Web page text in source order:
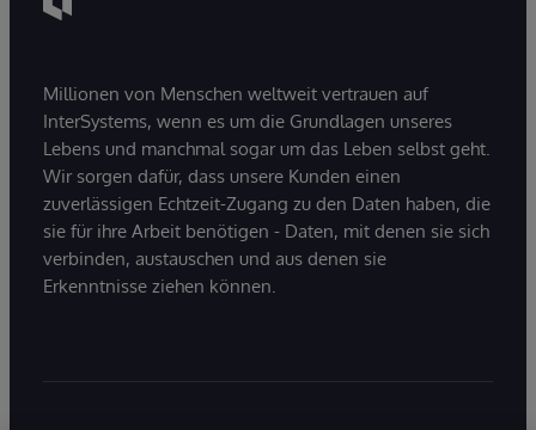
Millionen von Menschen weltweit vertrauen auf
InterSystems, wenn es um die Grundlagen unseres
Lebens und manchmal sogar um das Leben selbst geht.
Wir sorgen dafür, dass unsere Kunden einen
zuverlässigen Echtzeit-Zugang zu den Daten haben, die
sie für ihre Arbeit benötigen - Daten, mit denen sie sich
verbinden, austauschen und aus denen sie
Erkenntnisse ziehen können.